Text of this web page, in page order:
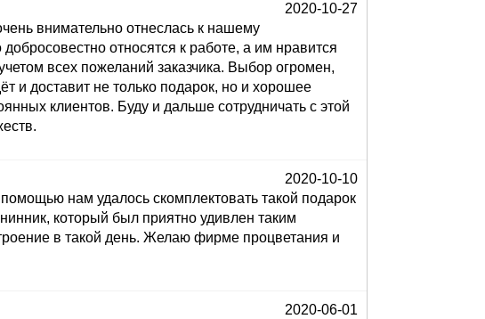
2020-10-27
внимательно отнеслась к нашему
относятся к работе, а им нравится
всех пожеланий заказчика. Выбор огромен,
и доставит не только подарок, но и хорошее
клиентов. Буду и дальше сотрудничать с этой
2020-10-10
нам удалось скомплектовать такой подарок
который был приятно удивлен таким
в такой день. Желаю фирме процветания и
2020-06-01